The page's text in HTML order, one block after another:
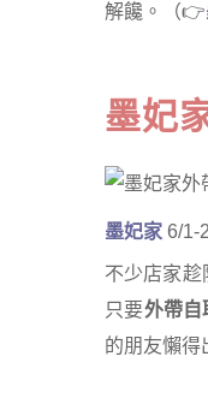
解饞。（👉
墨妃
墨妃家 6/1-
不少店家趁
只要外帶自
的朋友懶得